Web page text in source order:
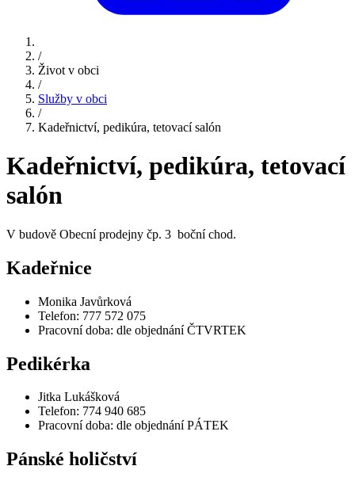
/
Život v obci
/
Služby v obci
/
Kadeřnictví, pedikúra, tetovací salón
Kadeřnictví, pedikúra, tetovací
salón
V budově Obecní prodejny čp. 3 boční chod.
Kadeřnice
Monika Javůrková
Telefon: 777 572 075
Pracovní doba: dle objednání ČTVRTEK
Pedikérka
Jitka Lukášková
Telefon: 774 940 685
Pracovní doba: dle objednání PÁTEK
Pánské holičství